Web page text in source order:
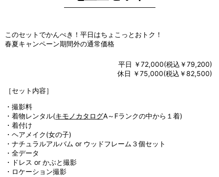
このセットでかんぺき！平日はちょこっとおトク！
春夏キャンペーン期間外の通常価格
平日 ￥72,000(税込￥79,200)
休日 ￥75,000(税込￥82,500)
［セット内容］
・撮影料
・着物レンタル(キモノカタログA～Fランクの中から１着)
・着付け
・ヘアメイク(女の子)
・ナチュラルアルバム or ウッドフレーム３個セット
・全データ
・ドレス or かぶと撮影
・ロケーション撮影